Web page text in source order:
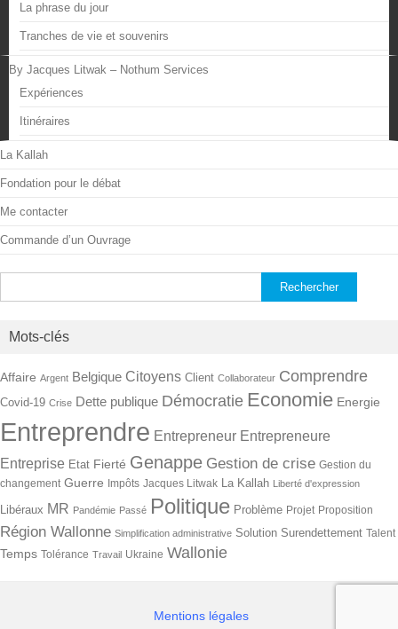
La phrase du jour
Tranches de vie et souvenirs
By Jacques Litwak – Nothum Services
Expériences
Itinéraires
La Kallah
Fondation pour le débat
Me contacter
Commande d’un Ouvrage
Mots-clés
Affaire Argent Belgique Citoyens Client Collaborateur Comprendre
Covid-19 Crise Dette publique Démocratie Economie Energie
Entreprendre Entrepreneur Entrepreneure
Entreprise Etat Fierté Genappe Gestion de crise Gestion du
changement Guerre Impôts Jacques Litwak La Kallah Liberté d'expression
Libéraux MR Pandémie Passé Politique Problème Projet Proposition
Région Wallonne Simplification administrative Solution Surendettement Talent
Temps Tolérance Travail Ukraine Wallonie
Mentions légales